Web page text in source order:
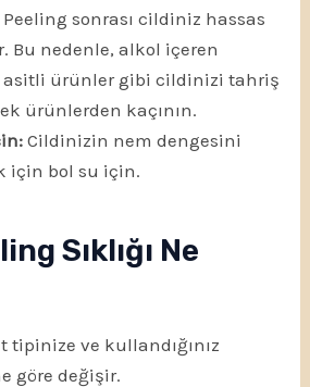
Peeling sonrası cildiniz hassas
Bu nedenle, alkol içeren
asitli ürünler gibi cildinizi tahriş
ürünlerden kaçının.
Cildinizin nem dengesini
için bol su için.
Sıklığı Ne
tipinize ve kullandığınız
göre değişir.